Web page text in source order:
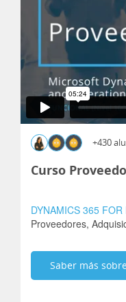
+430
Curso
DYNAMICS 365
Proveedores,
Saber más